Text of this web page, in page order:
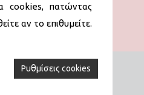
cookies, πατώντας
αν το επιθυμείτε.
Ρυθμίσεις cookies